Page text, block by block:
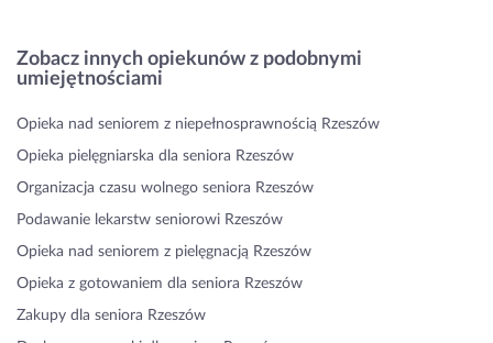
Zobacz innych opiekunów z podobnymi
umiejętnościami
Opieka nad seniorem z niepełnosprawnością Rzeszów
Opieka pielęgniarska dla seniora Rzeszów
Organizacja czasu wolnego seniora Rzeszów
Podawanie lekarstw seniorowi Rzeszów
Opieka nad seniorem z pielęgnacją Rzeszów
Opieka z gotowaniem dla seniora Rzeszów
Zakupy dla seniora Rzeszów